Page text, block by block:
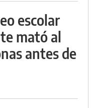
escolar
mató al
antes de